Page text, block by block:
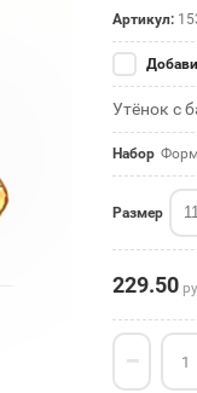
Артикул:
Утёнок с
Набор
Размер
229.50
−